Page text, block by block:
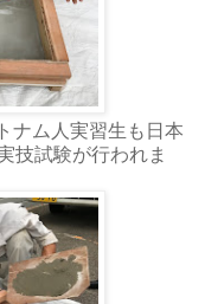
ナム人実習生も日本
技試験が行われま